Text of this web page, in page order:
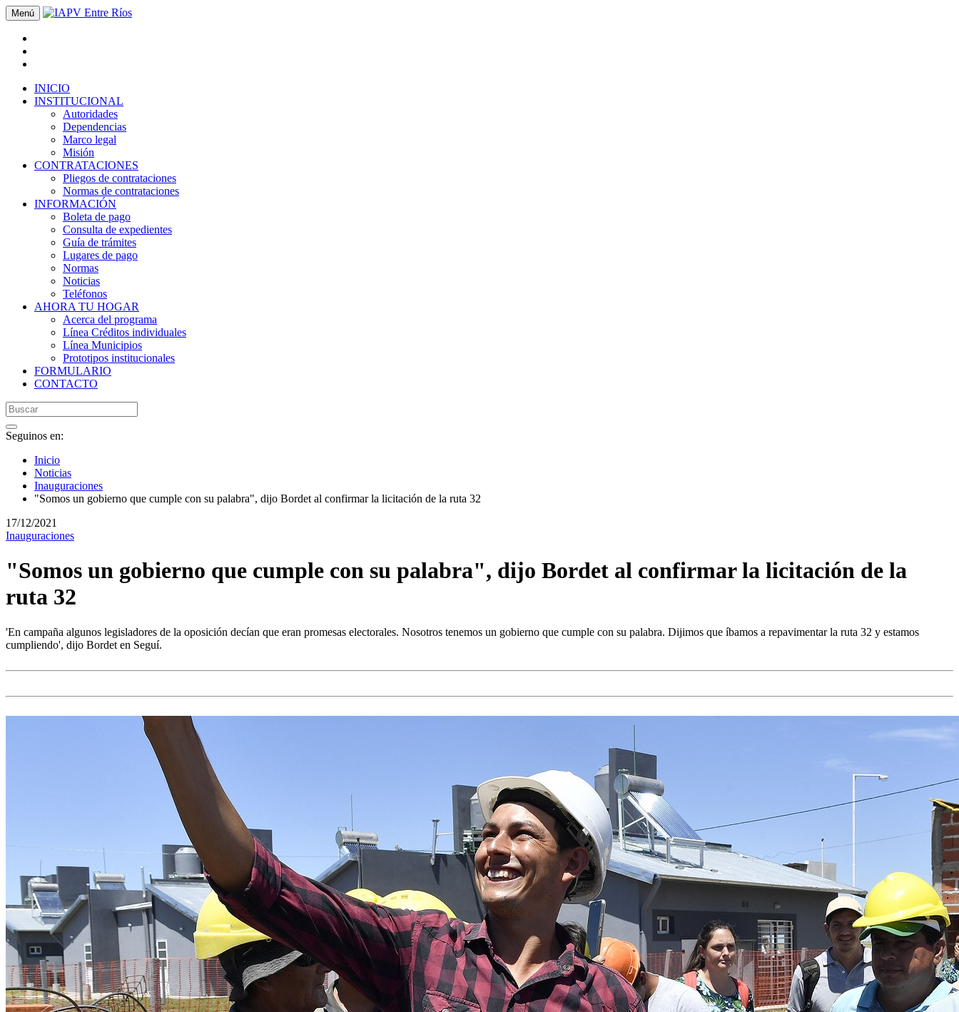
Menú
INICIO
INSTITUCIONAL
Autoridades
Dependencias
Marco legal
Misión
CONTRATACIONES
Pliegos de contrataciones
Normas de contrataciones
INFORMACIÓN
Boleta de pago
Consulta de expedientes
Guía de trámites
Lugares de pago
Normas
Noticias
Teléfonos
AHORA TU HOGAR
Acerca del programa
Línea Créditos individuales
Línea Municipios
Prototipos institucionales
FORMULARIO
CONTACTO
Seguinos en:
Inicio
Noticias
Inauguraciones
"Somos un gobierno que cumple con su palabra", dijo Bordet al confirmar la licitación de la ruta 32
17/12/2021
Inauguraciones
"Somos un gobierno que cumple con su palabra", dijo Bordet al confirmar la licitación de la
ruta 32
'En campaña algunos legisladores de la oposición decían que eran promesas electorales. Nosotros tenemos un gobierno que cumple con su palabra. Dijimos que íbamos a repavimentar la ruta 32 y estamos
cumpliendo', dijo Bordet en Seguí.